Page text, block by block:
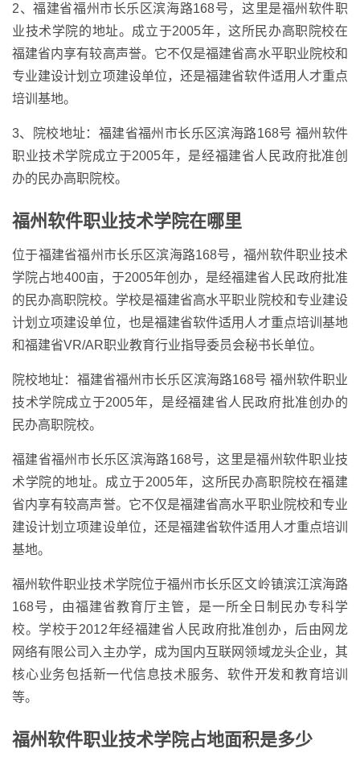
2、福建省福州市长乐区滨海路168号，这里是福州软件职
业技术学院的地址。成立于2005年，这所民办高职院校在
福建省内享有较高声誉。它不仅是福建省高水平职业院校和
专业建设计划立项建设单位，还是福建省软件适用人才重点
培训基地。
3、院校地址：福建省福州市长乐区滨海路168号 福州软件
职业技术学院成立于2005年，是经福建省人民政府批准创
办的民办高职院校。
福州软件职业技术学院在哪里
位于福建省福州市长乐区滨海路168号，福州软件职业技术
学院占地400亩，于2005年创办，是经福建省人民政府批准
的民办高职院校。学校是福建省高水平职业院校和专业建设
计划立项建设单位，也是福建省软件适用人才重点培训基地
和福建省VR/AR职业教育行业指导委员会秘书长单位。
院校地址：福建省福州市长乐区滨海路168号 福州软件职业
技术学院成立于2005年，是经福建省人民政府批准创办的
民办高职院校。
福建省福州市长乐区滨海路168号，这里是福州软件职业技
术学院的地址。成立于2005年，这所民办高职院校在福建
省内享有较高声誉。它不仅是福建省高水平职业院校和专业
建设计划立项建设单位，还是福建省软件适用人才重点培训
基地。
福州软件职业技术学院位于福州市长乐区文岭镇滨江滨海路
168号，由福建省教育厅主管，是一所全日制民办专科学
校。学校于2012年经福建省人民政府批准创办，后由网龙
网络有限公司入主办学，成为国内互联网领域龙头企业，其
核心业务包括新一代信息技术服务、软件开发和教育培训
等。
福州软件职业技术学院占地面积是多少